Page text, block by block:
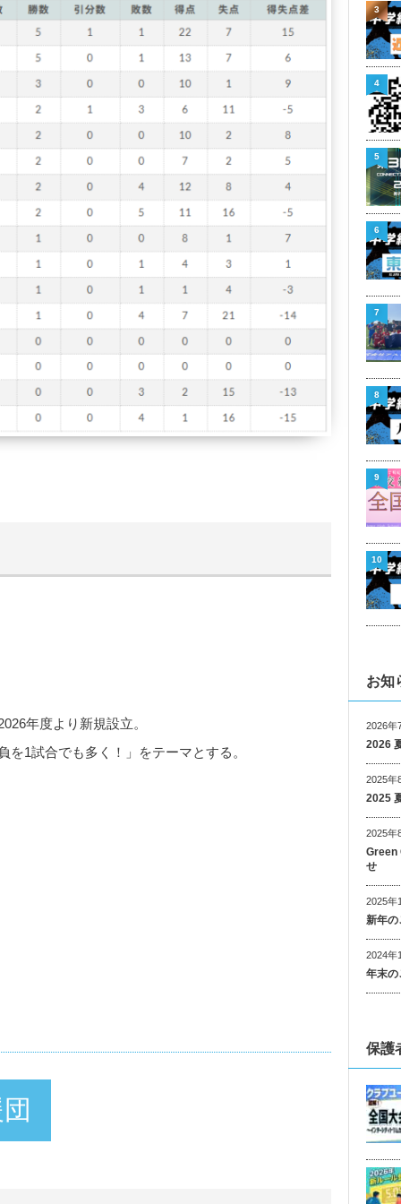
年度より新規設立。
1試合でも多く！」をテーマとする。
3
4
5
6
7
8
9
10
お知
2026年
2026
2025年
2025
2025年
Green
せ
2025年
新年の
2024年
年末の
保護